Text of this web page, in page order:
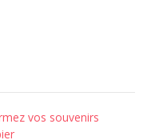
vos souvenirs